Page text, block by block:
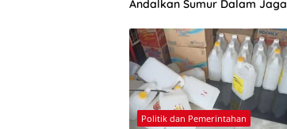
Andalkan Sumur Dalam Jaga
Politik dan Pemerintahan